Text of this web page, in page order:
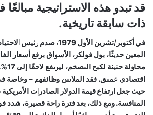
قد تبدو هذه الاستراتيجية مبالغًا
ذات سابقة تاريخية.
في أكتوبر/تشرين الأول 1979، صدم
محاولة
اقتصادي عميق. فقد الملايين وظائفهم – وخاصة
حيث جعل ارتفاع قيمة الدولار الصادرات
المنافسة. ومع ذلك، بعد فترة راحة قصيرة، شدد